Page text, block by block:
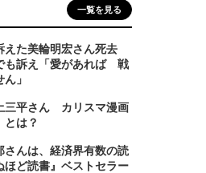
一覧を見る
えた美輪明宏さん死去
も訴え「愛があれば 戦
」
三平さん カリスマ漫画
とは？
さんは、経済界有数の読
ど読書』ベストセラー